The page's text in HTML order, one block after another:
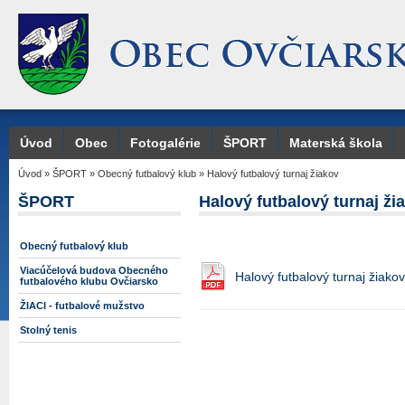
Úvod Obec Fotogalérie ŠPORT Materská škola
Úvod » ŠPORT » Obecný futbalový klub » Halový futbalový turnaj žiakov
ŠPORT
Obecný futbalový klub
Viacúčelová budova Obecného
futbalového klubu Ovčiarsko
ŽIACI - futbalové mužstvo
Stolný tenis
Halový futbalový turnaj
Halový futbalový turnaj žiakov